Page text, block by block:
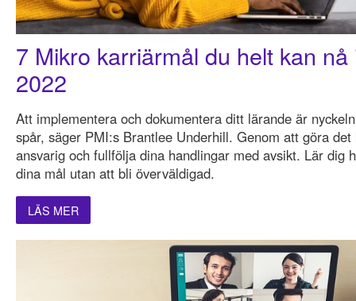
7 Mikro karriärmål du helt kan nå
2022
Att implementera och dokumentera ditt lärande är
spår, säger PMI:s Brantlee Underhill. Genom att göra
ansvarig och fullfölja dina handlingar med avsikt. Lär dig
dina mål utan att bli överväldigad.
LÄS MER